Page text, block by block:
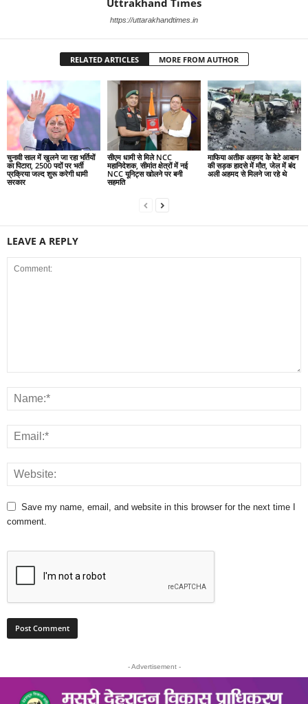
Uttrakhand Times
https://uttarakhandtimes.in
RELATED ARTICLES MORE FROM AUTHOR
चुनावी साल में खुलने जा रहा भर्तियों
का पिटारा, 2500 पदों पर भर्ती
प्रक्रिया जल्द शुरू करेगी धामी
सरकार
सीएम धामी से मिले NCC
महानिदेशक, सीमांत क्षेत्रों में नई
NCC यूनिट्स खोलने पर बनी
सहमति
माफिया अतीक अहमद के बेटे आबान
की सड़क हादसे में मौत, जेल में बंद
अली अहमद से मिलने जा रहे थे
LEAVE A REPLY
Save my name, email, and website in this browser for the next time I
comment.
- Advertisement -